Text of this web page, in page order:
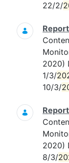
22/2/
2020)
1/3/
10/3/
2020)
8/3/